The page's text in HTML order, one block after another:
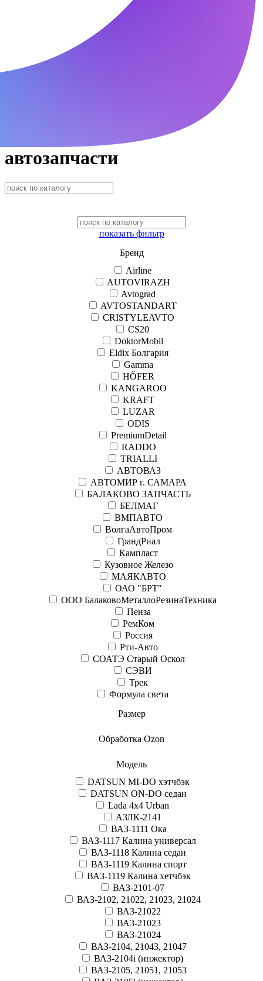
автозапчасти
показать фильтр
Бренд
Airline
AUTOVIRAZH
Avtograd
AVTOSTANDART
CRISTYLEAVTO
CS20
DoktorMobil
Eldix Болгария
Gamma
HŐFER
KANGAROO
KRAFT
LUZAR
ODIS
PremiumDetail
RADDO
TRIALLI
АВТОВАЗ
АВТОМИР г. САМАРА
БАЛАКОВО ЗАПЧАСТЬ
БЕЛМАГ
ВМПАВТО
ВолгаАвтоПром
ГрандРиал
Кампласт
Кузовное Железо
МАЯКАВТО
ОАО "БРТ"
ООО БалаковоМеталлоРезинаТехника
Пенза
РемКом
Россия
Рти-Авто
СОАТЭ Старый Оскол
СЭВИ
Трек
Формула света
Размер
Обработка Ozon
Модель
DATSUN MI-DO хэтчбэк
DATSUN ON-DO седан
Lada 4x4 Urban
АЗЛК-2141
ВАЗ-1111 Ока
ВАЗ-1117 Калина универсал
ВАЗ-1118 Калина седан
ВАЗ-1119 Калина спорт
ВАЗ-1119 Калина хетчбэк
ВАЗ-2101-07
ВАЗ-2102, 21022, 21023, 21024
ВАЗ-21022
ВАЗ-21023
ВАЗ-21024
ВАЗ-2104, 21043, 21047
ВАЗ-2104i (инжектор)
ВАЗ-2105, 21051, 21053